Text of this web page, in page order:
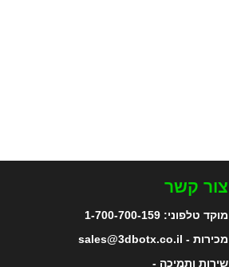
צור קשר
מוקד טלפוני:1-700-700-159
מכירות - sales@3dbotx.co.il
שירות ותמיכה -